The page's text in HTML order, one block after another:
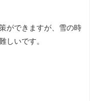
ができますが、雪の時
しいです。